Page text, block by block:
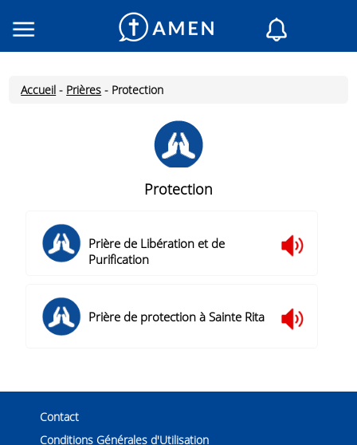
Consacré
Lecture du jour
Connexion
Inscription
Accueil - Prières - Protection
Protection
Prière de Libération et de
Purification
Prière de protection à Sainte Rita
Contact
Conditions Générales d'Utilisation